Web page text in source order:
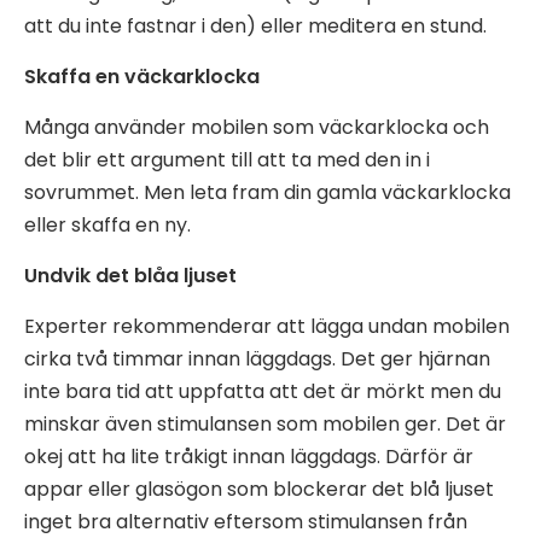
att du inte fastnar i den) eller meditera en stund.
Skaffa en väckarklocka
Många använder mobilen som väckarklocka och
det blir ett argument till att ta med den in i
sovrummet. Men leta fram din gamla väckarklocka
eller skaffa en ny.
Undvik det blåa ljuset
Experter rekommenderar att lägga undan mobilen
cirka två timmar innan läggdags. Det ger hjärnan
inte bara tid att uppfatta att det är mörkt men du
minskar även stimulansen som mobilen ger. Det är
okej att ha lite tråkigt innan läggdags. Därför är
appar eller glasögon som blockerar det blå ljuset
inget bra alternativ eftersom stimulansen från